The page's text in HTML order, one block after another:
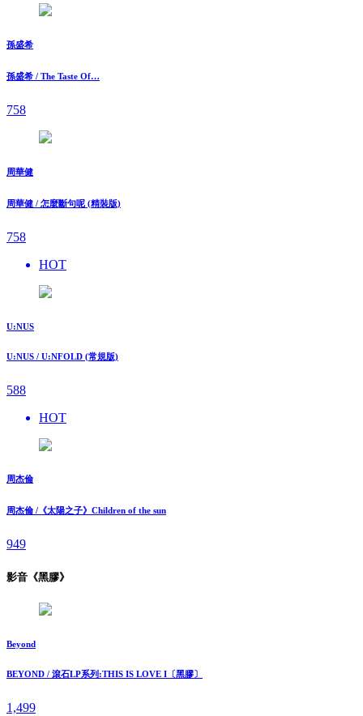
孫盛希
孫盛希 / The Taste Of…
758
周華健
周華健 / 怎麼斷句呢 (精裝版)
758
HOT
U:NUS
U:NUS / U:NFOLD (常規版)
588
HOT
周杰倫
周杰倫 /《太陽之子》Children of the sun
949
影音《黑膠》
Beyond
BEYOND / 滾石LP系列:THIS IS LOVE I〔黑膠〕
1,499